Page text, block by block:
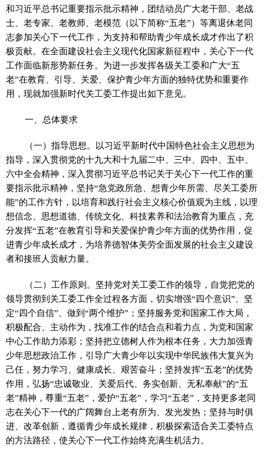
和习近平总书记重要指示批示精神，团结动员广大老干部、老战
士、老专家、老教师、老模范（以下简称“五老”）等离退休老同
志参加关心下一代工作，为支持和帮助青少年成长成才作出了积
极贡献。在全面建设社会主义现代化国家新征程中，关心下一代
工作面临新形势新任务。为进一步发挥各级关工委和广大“五
老”在教育、引导、关爱、保护青少年方面的独特优势和重要作
用，现就加强新时代关工委工作提出如下意见。
一、总体要求
（一）指导思想。以习近平新时代中国特色社会主义思想为
指导，深入贯彻党的十九大和十九届二中、三中、四中、五中、
六中全会精神，深入贯彻习近平总书记关于关心下一代工作的重
要指示批示精神，坚持“急党政所急、想青少年所需、尽关工委所
能”的工作方针，以培育和践行社会主义核心价值观为主线，以理
想信念、思想道德、传统文化、科技素养和法治教育为重点，充
分发挥“五老”在教育引导和关爱保护青少年方面的优势作用，促
进青少年成长成才，为培养德智体美劳全面发展的社会主义建设
者和接班人贡献力量。
（二）工作原则。坚持党对关工委工作的领导，自觉把党的
领导贯彻到关工委工作全过程各方面，切实增强“四个意识”、坚
定“四个自信”、做到“两个维护”；坚持服务党和国家工作大局，
积极配合、主动作为，找准工作的结合点和着力点，为党和国家
中心工作助力添彩；坚持把立德树人作为根本任务，大力加强青
少年思想政治工作，引导广大青少年以实现中华民族伟大复兴为
己任，努力学习、健康成长、艰苦奋斗；坚持发挥“五老”的优势
作用，弘扬“忠诚敬业、关爱后代、务实创新、无私奉献”的“五
老”精神，尊重“五老”，爱护“五老”，学习“五老”，支持更多老同
志在关心下一代的广阔舞台上老有所为、发光发热；坚持与时俱
进、改革创新，遵循青少年成长规律，积极探索适合关工委特点
的方法路径，使关心下一代工作始终充满生机活力。